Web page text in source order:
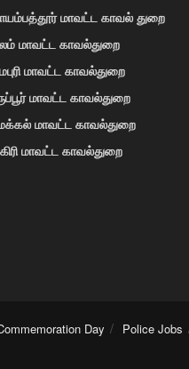
மாவட்ட காவல் துறை
மாவட்ட காவல்துறை
மாவட்ட காவல்துறை
மாவட்ட காவல்துறை
மாவட்ட காவல்துறை
மாவட்ட காவல்துறை
Day Police Jobs